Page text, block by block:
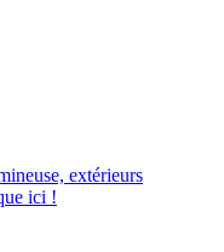
extérieurs
ici !